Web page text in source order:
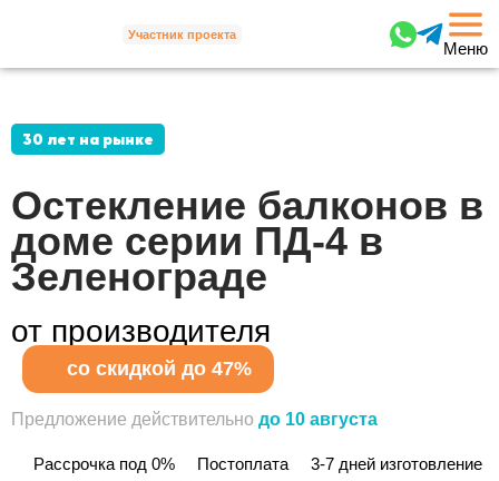
Участник проекта
Меню
30 лет на рынке
Остекление балконов в
доме серии ПД-4 в
Зеленограде
от производителя
со скидкой до 47%
Предложение действительно до 10 августа
Рассрочка под 0% Постоплата
3-7 дней изготовление